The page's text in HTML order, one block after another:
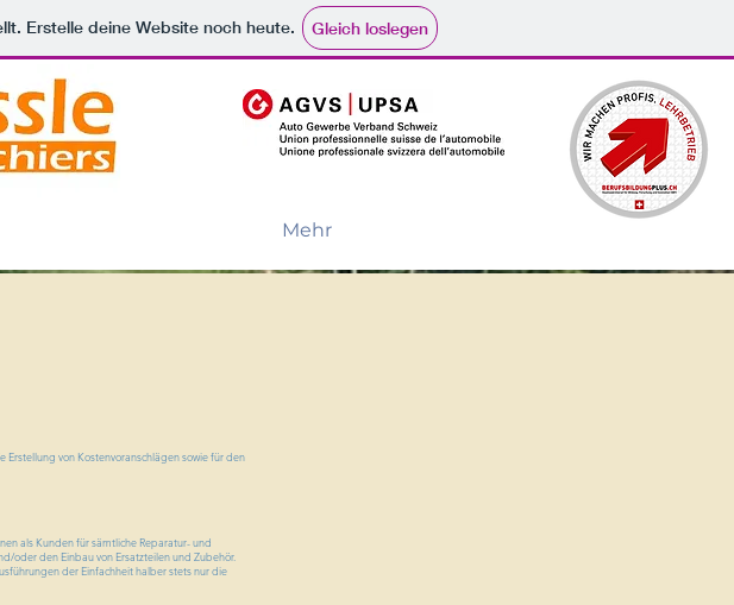
Erstelle deine Website noch heute. Gleich loslegen
Mehr
von Kostenvoranschlägen sowie für den
als Kunden für sämtliche Reparatur- und
oder den Einbau von Ersatzteilen und Zubehör.
der Einfachheit halber stets nur die